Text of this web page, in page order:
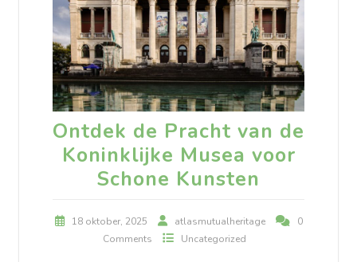
Ontdek de Pracht van de
Koninklijke Musea voor
Schone Kunsten
18 oktober, 2025 atlasmutualheritage
0
Comments
Uncategorized